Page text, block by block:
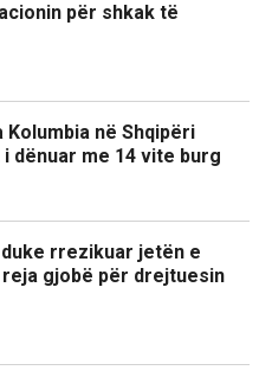
për shkak të
në Shqipëri
dënuar me 14 vite burg
rrezikuar jetën e
gjobë për drejtuesin